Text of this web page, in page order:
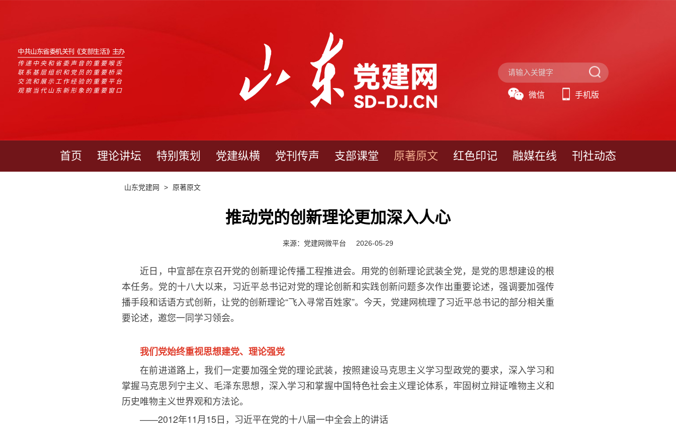
中共山东省委机关刊《支部生活》主办
传递中央和省委声音的重要喉舌
联系基层组织和党员的重要桥梁
交流和展示工作经验的重要平台
观察当代山东新形象的重要窗口
微信 手机版
首页 理论讲坛 特别策划 党建纵横 党刊传声 支部课堂 原著原文 红色印记 融媒在线 刊社动态
山东党建网 > 原著原文
推动党的创新理论更加深入人心
来源：党建网微平台 2026-05-29
近日，中宣部在京召开党的创新理论传播工程推进会。用党的创新理论武装全党，是党的思想建设的根
本任务。党的十八大以来，习近平总书记对党的理论创新和实践创新问题多次作出重要论述，强调要加强传
播手段和话语方式创新，让党的创新理论“飞入寻常百姓家”。今天，党建网梳理了习近平总书记的部分相关重
要论述，邀您一同学习领会。
我们党始终重视思想建党、理论强党
在前进道路上，我们一定要加强全党的理论武装，按照建设马克思主义学习型政党的要求，深入学习和
掌握马克思列宁主义、毛泽东思想，深入学习和掌握中国特色社会主义理论体系，牢固树立辩证唯物主义和
历史唯物主义世界观和方法论。
——2012年11月15日，习近平在党的十八届一中全会上的讲话